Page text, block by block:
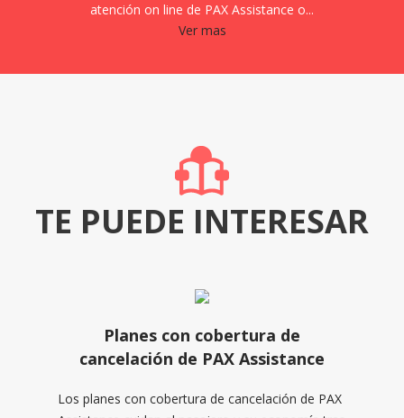
atención on line de PAX Assistance o...
Ver mas
TE PUEDE INTERESAR
Planes con cobertura de
cancelación de PAX Assistance
Los planes con cobertura de cancelación de PAX